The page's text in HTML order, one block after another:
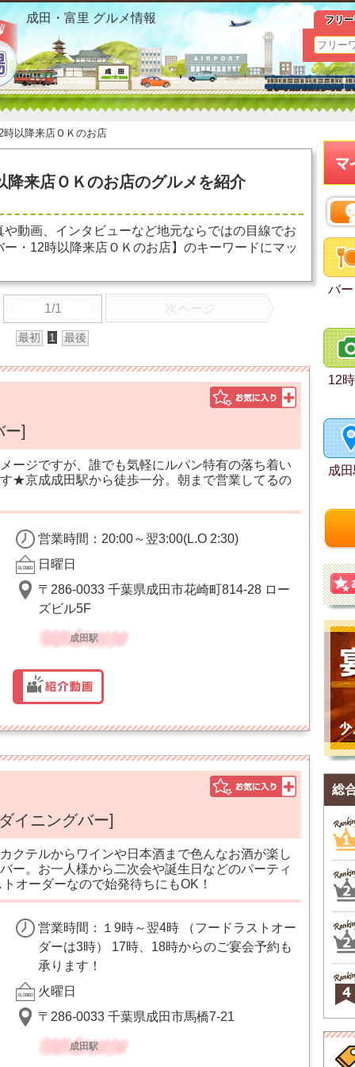
成田駅 バー 12時以降来店ＯＫのお店 お勧めグルメ おすす
成田・富里 グルメ情報 フリ
時以降来店ＯＫのお店
来店ＯＫのお店のグルメを紹介
動画、インタビューなど地元ならではの目線でお
・12時以降来店ＯＫのお店】のキーワードにマッ
1/1 次ページ
最初 1 最後
ー]
ージですが、誰でも気軽にルパン特有の落ち着い
★京成成田駅から徒歩一分。朝まで営業してるの
営業時間：20:00～翌3:00(L.O 2:30)
日曜日
〒286-0033 千葉県成田市花崎町814-28 ロー
ズビル5F
成田駅
イニングバー]
クテルからワインや日本酒まで色んなお酒が楽し
ー。お一人様から二次会や誕生日などのパーティ
オーダーなので始発待ちにもOK！
営業時間：１9時～翌4時 （フードラストオー
ダーは3時） 17時、18時からのご宴会予約も
承ります！
火曜日
〒286-0033 千葉県成田市馬橋7-21
成田駅
バー
12
成
総